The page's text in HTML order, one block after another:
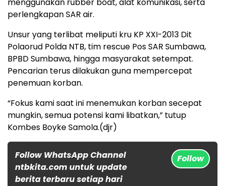
menggunakan rubber boat, alat komunikasi, serta
perlengkapan SAR air.
Unsur yang terlibat meliputi kru KP XXI-2013 Dit
Polaorud Polda NTB, tim rescue Pos SAR Sumbawa,
BPBD Sumbawa, hingga masyarakat setempat.
Pencarian terus dilakukan guna mempercepat
penemuan korban.
“Fokus kami saat ini menemukan korban secepat
mungkin, semua potensi kami libatkan,” tutup
Kombes Boyke Samola.(djr)
Follow WhatsApp Channel
ntbkita.com untuk update
berita terbaru setiap hari
Follow